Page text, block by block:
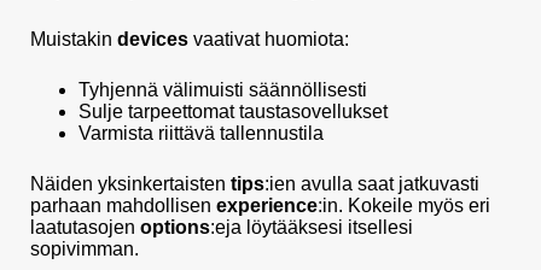
Muistakin devices vaativat huomiota:
Tyhjennä välimuisti säännöllisesti
Sulje tarpeettomat taustasovellukset
Varmista riittävä tallennustila
Näiden yksinkertaisten tips:ien avulla saat jatkuvasti
parhaan mahdollisen experience:in. Kokeile myös eri
laatutasojen options:eja löytääksesi itsellesi
sopivimman.